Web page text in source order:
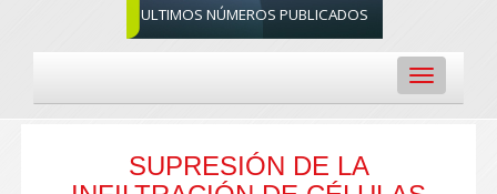
ULTIMOS NÚMEROS PUBLICADOS
Toggle
navigation
SUPRESIÓN DE LA